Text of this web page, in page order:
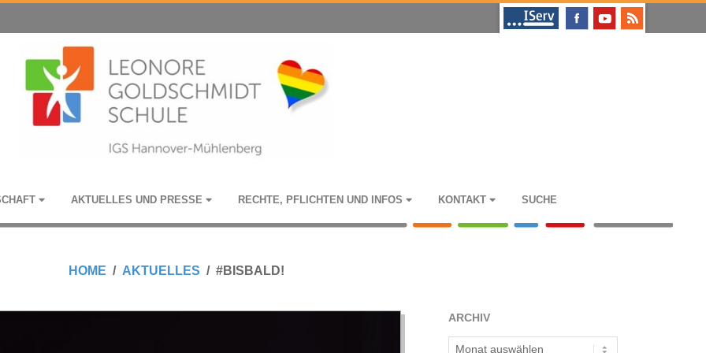
AKTU­EL­LES UND PRESSE RECHTE, PFLICH­TEN UND INFOS KON­TAKT SUCHE
HOME AKTUELLES #BISBALD!
ARCHIV
Archiv